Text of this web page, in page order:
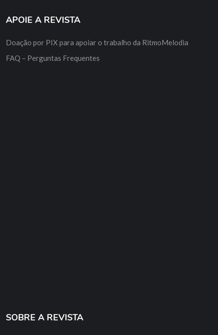
APOIE A REVISTA
Doação por PIX para apoiar o trabalho da RitmoMelodia
FAQ – Perguntas Frequentes
SOBRE A REVISTA